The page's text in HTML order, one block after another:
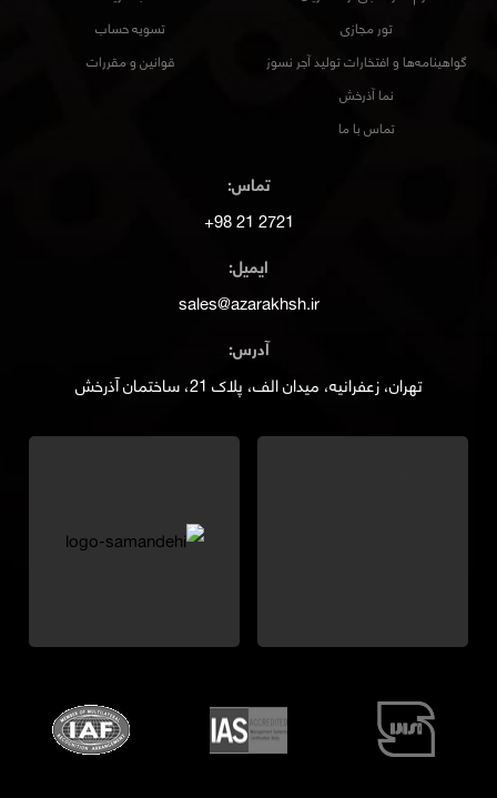
تور مجازی
گواهینامه‌ها و افتخارات تولید آجر نسوز
نما آذرخش
تماس با ما
تسویه حساب
قوانین و مقررات
تماس:
2721 21 98+
ایمیل:
sales@azarakhsh.ir
آدرس:
تهران، زعفرانیه، میدان الف، پلاک 21، ساختمان آذرخش